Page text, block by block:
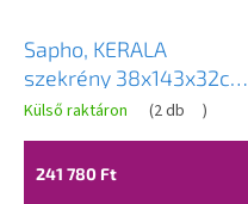
Sapho, KERALA
szekrény 38x143x32cm,
2x ajtós, bal/jobb, fehér
fényű, KR350-3030
Külső raktáron (2 db )
241 780 Ft